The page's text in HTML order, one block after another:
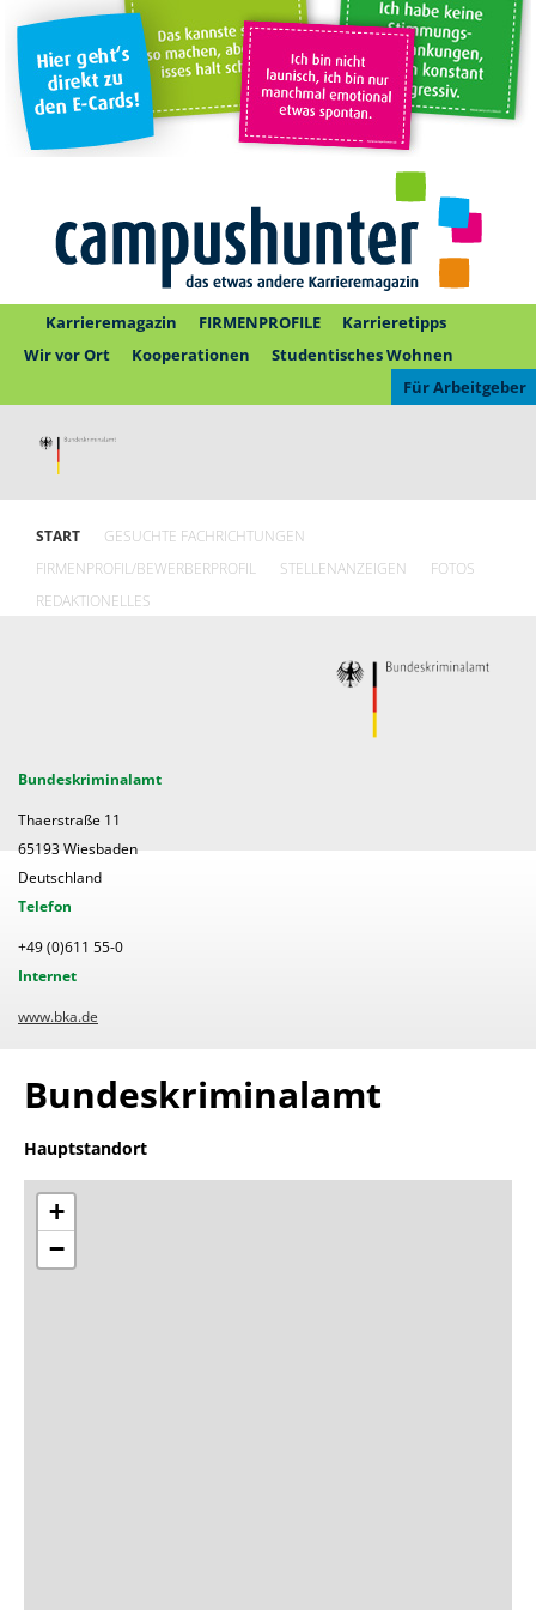
Karrieremagazin FIRMENPROFILE
Karrieretipps
Wir vor Ort
Kooperationen
Studentisches Wohnen
Für Arbeitgeber
START
GESUCHTE FACHRICHTUNGEN
FIRMENPROFIL/BEWERBERPROFIL
STELLENANZEIGEN
FOTOS
REDAKTIONELLES
Bundeskriminalamt
Thaerstraße 11
65193 Wiesbaden
Deutschland
Telefon
+49 (0)611 55-0
Internet
www.bka.de
Bundeskriminalamt
Hauptstandort
+
−